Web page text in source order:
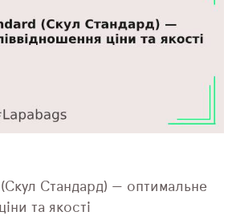
Стандард) — оптимальне
та якості